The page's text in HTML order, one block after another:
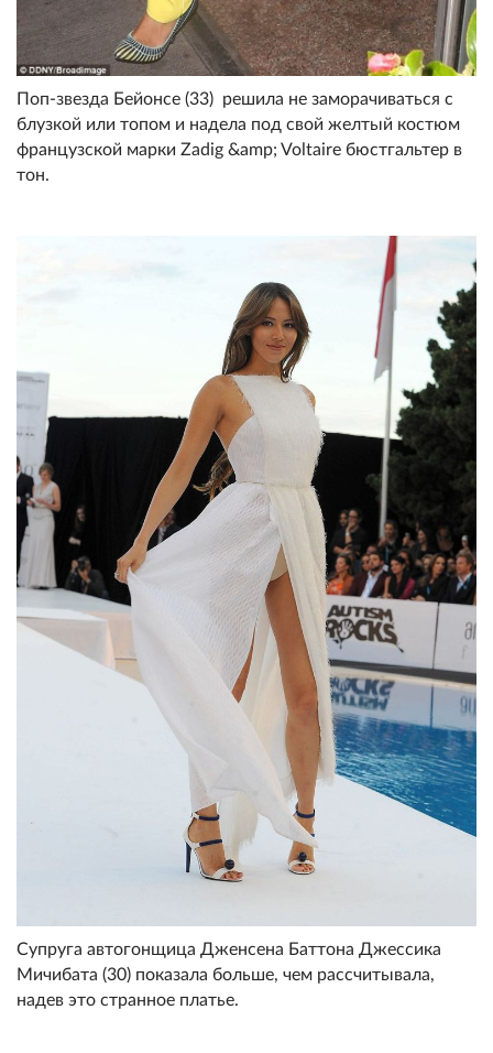
Поп-звезда Бейонсе (33) решила не заморачиваться с
блузкой или топом и надела под свой желтый костюм
французской марки Zadig &amp; Voltaire бюстгальтер в
тон.
Супруга автогонщица Дженсена Баттона Джессика
Мичибата (30) показала больше, чем рассчитывала,
надев это странное платье.